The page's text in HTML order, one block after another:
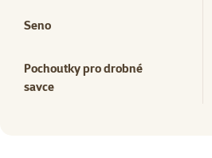
Seno
Pochoutky pro drobné
savce